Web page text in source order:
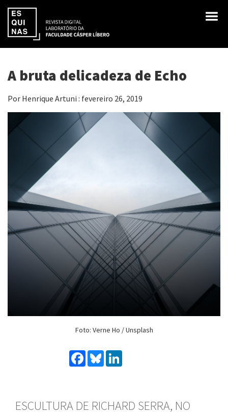
A bruta delicadeza de Echo
Por Henrique Artuni : fevereiro 26, 2019
Foto: Verne Ho / Unsplash
Facebook
Bluesky
ESCULTURA DE RICHARD SERRA, NO